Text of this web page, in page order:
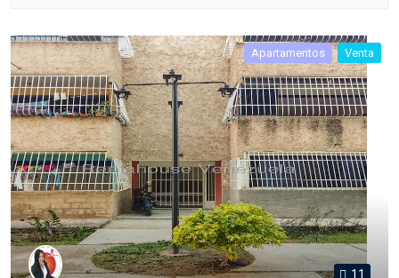
Apartamentos Venta
11